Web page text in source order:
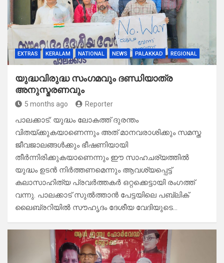
EXTRAS KERALAM NATIONAL NEWS PALAKKAD REGIONAL
യുദ്ധവിരുദ്ധ സംഗമവും ദണ്ഡിയാത്ര
അനുസ്മരണവും
5 months ago Reporter
പാലക്കാട്: യുദ്ധം ലോകത്ത് ദുരന്തം
വിതയ്ക്കുകയാണെന്നും അത് മാനവരാശിക്കും സമസ്ത
ജീവജാലങ്ങൾക്കും ഭീഷണിയായി
തീർന്നിരിക്കുകയാണെന്നും ഈ സാഹചര്യത്തിൽ
യുദ്ധം ഉടൻ നിർത്തണമെന്നും ആവശ്യപ്പെട്ട്
കലാസാഹിത്യ പ്രവർത്തകർ ഒറ്റക്കെട്ടായി രംഗത്ത്
വന്നു. പാലക്കാട് സുൽത്താൻ പേട്ടയിലെ പബ്ലിക്
ലൈബ്രറിയിൽ സൗഹൃദം ദേശീയ വേദിയുടെ…